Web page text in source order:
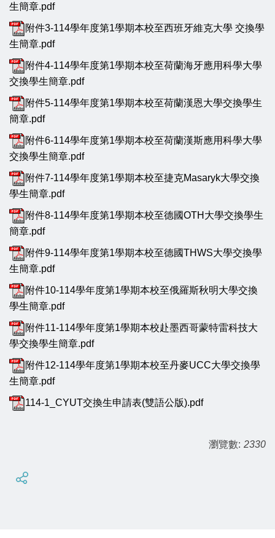
生簡章.pdf
附件3-114學年度第1學期本校至西班牙維克大學 交換學
生簡章.pdf
附件4-114學年度第1學期本校至荷蘭海牙應用科學大學
交換學生簡章.pdf
附件5-114學年度第1學期本校至荷蘭漢恩大學交換學生
簡章.pdf
附件6-114學年度第1學期本校至荷蘭漢斯應用科學大學
交換學生簡章.pdf
附件7-114學年度第1學期本校至捷克Masaryk大學交換
學生簡章.pdf
附件8-114學年度第1學期本校至德國OTH大學交換學生
簡章.pdf
附件9-114學年度第1學期本校至德國THWS大學交換學
生簡章.pdf
附件10-114學年度第1學期本校至俄羅斯秋明大學交換
學生簡章.pdf
附件11-114學年度第1學期本校赴墨西哥蒙特雷科技大
學交換學生簡章.pdf
附件12-114學年度第1學期本校至丹麥UCC大學交換學
生簡章.pdf
114-1_CYUT交換生申請表(雙語公版).pdf
瀏覽數: 2330